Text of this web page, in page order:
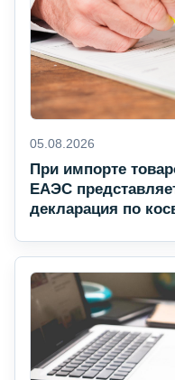
05.08.2026
При импорте
ЕАЭС
декларация по